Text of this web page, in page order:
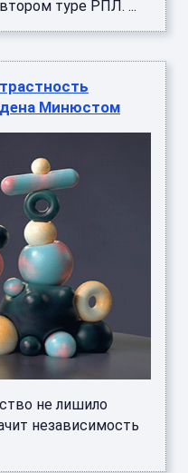
туре РПЛ. ...
Минюстом
не лишило
независимость